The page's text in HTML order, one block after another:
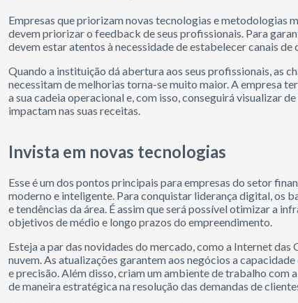
Empresas que priorizam novas tecnologias e metodologias
devem priorizar o feedback de seus profissionais. Para
devem estar atentos à necessidade de estabelecer canais
Quando a instituição dá abertura aos seus profissionais, as
necessitam de melhorias torna-se muito maior. A empresa
a sua cadeia operacional e, com isso, conseguirá visualizar
impactam nas suas receitas.
Invista em novas tecnologias
Esse é um dos pontos principais para empresas do setor
moderno e inteligente. Para conquistar liderança digital, os
e tendências da área. É assim que será possível otimizar a
objetivos de médio e longo prazos do empreendimento.
Esteja a par das novidades do mercado, como a Internet
nuvem. As atualizações garantem aos negócios a
e precisão. Além disso, criam um ambiente de trabalho com
de maneira estratégica na resolução das demandas de